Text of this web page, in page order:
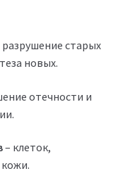
разрушение старых
новых.
отечности и
– клеток,